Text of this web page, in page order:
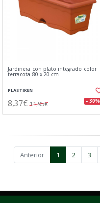
Jardinera con plato integrado color
terracota 80 x 20 cm
PLASTIKEN
8,37€ 11,95€ - 30%
Anterior 1 2 3